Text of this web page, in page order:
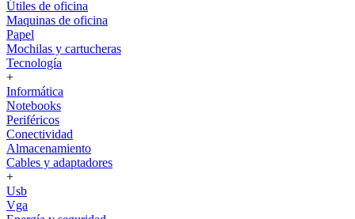
Útiles de oficina
Maquinas de oficina
Papel
Mochilas y cartucheras
Tecnología
+
Informática
Notebooks
Periféricos
Conectividad
Almacenamiento
Cables y adaptadores
+
Usb
Vga